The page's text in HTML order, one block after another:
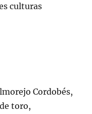
culturas
Cordobés,
toro,